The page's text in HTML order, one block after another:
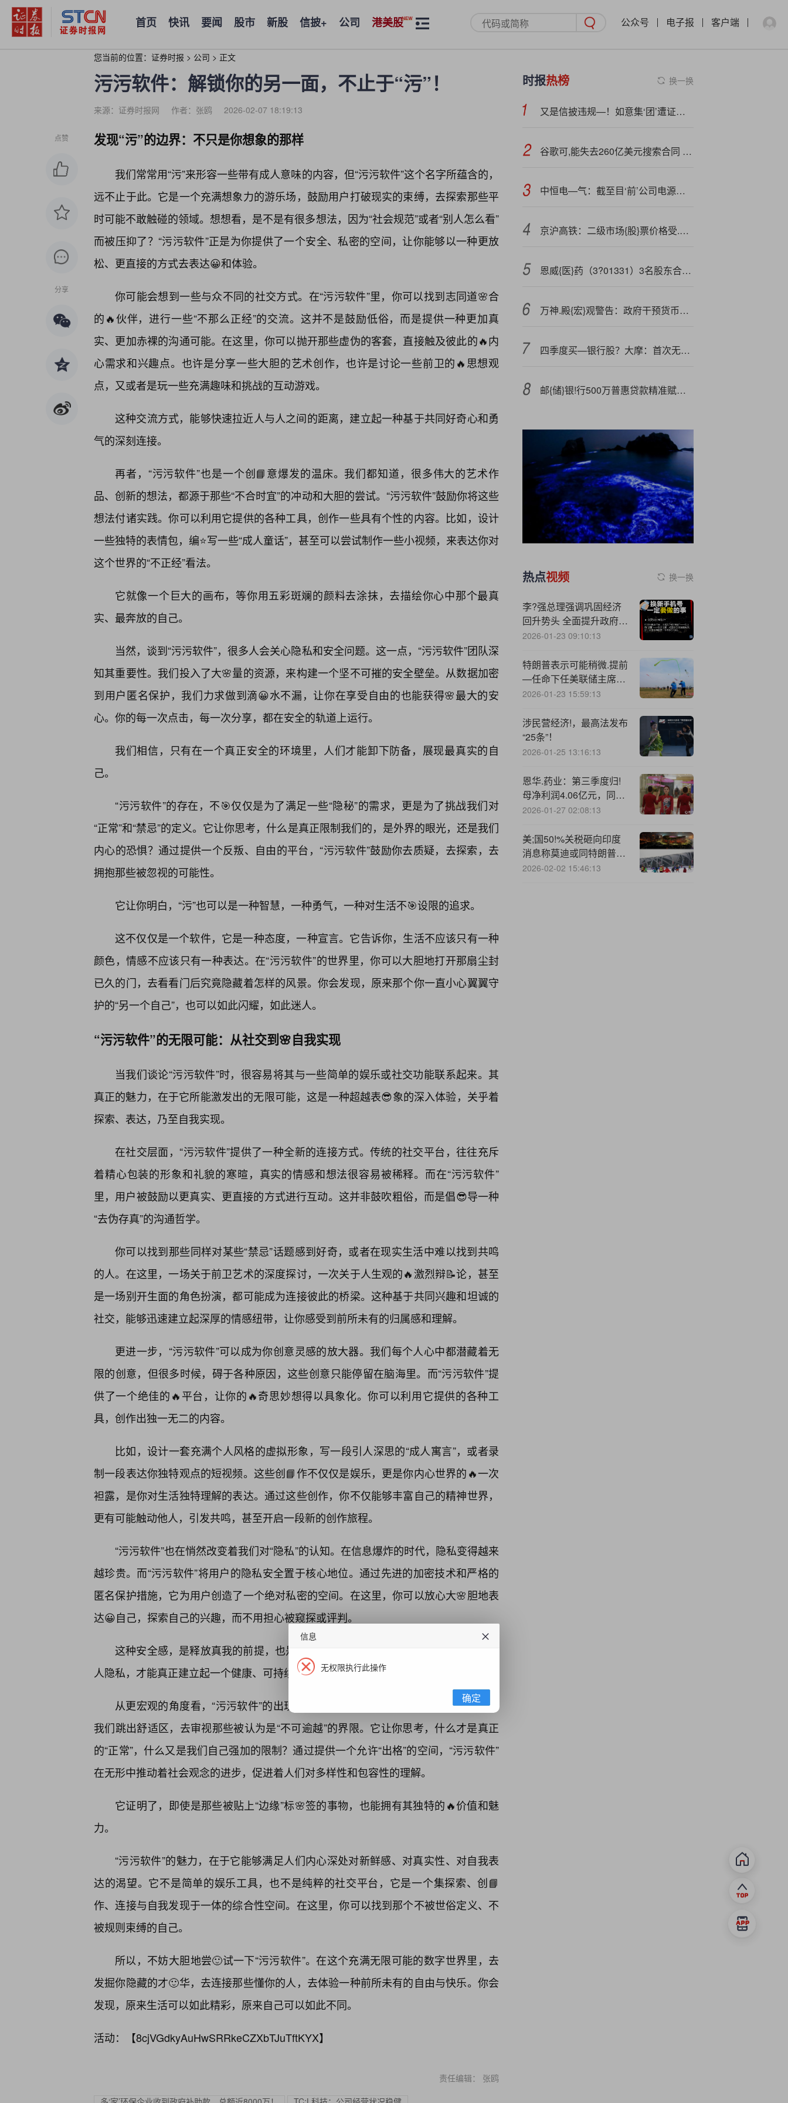
首页 快讯 要闻 股市 新股 信披+ 公司 港美股 公众号 电子报 客户端
您当前的位置： 证券时报 > 公司 > 正文
污污软件：解锁你的另一面，不止于“污”！
来源：证券时报网 作者：张鸥 2026-02-07 18:19:13
点赞
分享
发现“污”的边界：不只是你想象的那样
我们常常用“污”来形容一些带有成人意味的内容，但“污污软件”这个名字所蕴含的，
远不止于此。它是一个充满想象力的游乐场，鼓励用户打破现实的束缚，去探索那些平
时可能不敢触碰的领域。想想看，是不是有很多想法，因为“社会规范”或者“别人怎么看”
而被压抑了？“污污软件”正是为你提供了一个安全、私密的空间，让你能够以一种更放
松、更直接的方式去表达😀和体验。
你可能会想到一些与众不同的社交方式。在“污污软件”里，你可以找到志同道🌸合
的🔥伙伴，进行一些“不那么正经”的交流。这并不是鼓励低俗，而是提供一种更加真
实、更加赤裸的沟通可能。在这里，你可以抛开那些虚伪的客套，直接触及彼此的🔥内
心需求和兴趣点。也许是分享一些大胆的艺术创作，也许是讨论一些前卫的🔥思想观
点，又或者是玩一些充满趣味和挑战的互动游戏。
这种交流方式，能够快速拉近人与人之间的距离，建立起一种基于共同好奇心和勇
气的深刻连接。
再者，“污污软件”也是一个创📘意爆发的温床。我们都知道，很多伟大的艺术作
品、创新的想法，都源于那些“不合时宜”的冲动和大胆的尝试。“污污软件”鼓励你将这些
想法付诸实践。你可以利用它提供的各种工具，创作一些具有个性的内容。比如，设计
一些独特的表情包，编⭐写一些“成人童话”，甚至可以尝试制作一些小视频，来表达你对
这个世界的“不正经”看法。
它就像一个巨大的画布，等你用五彩斑斓的颜料去涂抹，去描绘你心中那个最真
实、最奔放的自己。
当然，谈到“污污软件”，很多人会关心隐私和安全问题。这一点，“污污软件”团队深
知其重要性。我们投入了大🌸量的资源，来构建一个坚不可摧的安全壁垒。从数据加密
到用户匿名保护，我们力求做到滴😀水不漏，让你在享受自由的也能获得🌸最大的安
心。你的每一次点击，每一次分享，都在安全的轨道上运行。
我们相信，只有在一个真正安全的环境里，人们才能卸下防备，展现最真实的自
己。
“污污软件”的存在，不🎯仅仅是为了满足一些“隐秘”的需求，更是为了挑战我们对
“正常”和“禁忌”的定义。它让你思考，什么是真正限制我们的，是外界的眼光，还是我们
内心的恐惧？通过提供一个反叛、自由的平台，“污污软件”鼓励你去质疑，去探索，去
拥抱那些被忽视的可能性。
它让你明白，“污”也可以是一种智慧，一种勇气，一种对生活不🎯设限的追求。
这不仅仅是一个软件，它是一种态度，一种宣言。它告诉你，生活不应该只有一种
颜色，情感不应该只有一种表达。在“污污软件”的世界里，你可以大胆地打开那扇尘封
已久的门，去看看门后究竟隐藏着怎样的风景。你会发现，原来那个你一直小心翼翼守
护的“另一个自己”，也可以如此闪耀，如此迷人。
“污污软件”的无限可能：从社交到🌸自我实现
当我们谈论“污污软件”时，很容易将其与一些简单的娱乐或社交功能联系起来。其
真正的魅力，在于它所能激发出的无限可能，这是一种超越表😎象的深入体验，关乎着
探索、表达，乃至自我实现。
在社交层面，“污污软件”提供了一种全新的连接方式。传统的社交平台，往往充斥
着精心包装的形象和礼貌的寒暄，真实的情感和想法很容易被稀释。而在“污污软件”
里，用户被鼓励以更真实、更直接的方式进行互动。这并非鼓吹粗俗，而是倡😎导一种
“去伪存真”的沟通哲学。
你可以找到那些同样对某些“禁忌”话题感到好奇，或者在现实生活中难以找到共鸣
的人。在这里，一场关于前卫艺术的深度探讨，一次关于人生观的🔥激烈辩📝论，甚至
是一场别开生面的角色扮演，都可能成为连接彼此的桥梁。这种基于共同兴趣和坦诚的
社交，能够迅速建立起深厚的情感纽带，让你感受到前所未有的归属感和理解。
更进一步，“污污软件”可以成为你创意灵感的放大器。我们每个人心中都潜藏着无
限的创意，但很多时候，碍于各种原因，这些创意只能停留在脑海里。而“污污软件”提
供了一个绝佳的🔥平台，让你的🔥奇思妙想得以具象化。你可以利用它提供的各种工
具，创作出独一无二的内容。
比如，设计一套充满个人风格的虚拟形象，写一段引人深思的“成人寓言”，或者录
制一段表达你独特观点的短视频。这些创📘作不仅仅是娱乐，更是你内心世界的🔥一次
袒露，是你对生活独特理解的表达。通过这些创作，你不仅能够丰富自己的精神世界，
更有可能触动他人，引发共鸣，甚至开启一段新的创作旅程。
“污污软件”也在悄然改变着我们对“隐私”的认知。在信息爆炸的时代，隐私变得越来
越珍贵。而“污污软件”将用户的隐私安全置于核心地位。通过先进的加密技术和严格的
匿名保护措施，它为用户创造了一个绝对私密的空间。在这里，你可以放心大🌸胆地表
达😀自己，探索自己的兴趣，而不用担心被窥探或评判。
这种安全感，是释放真我的前提，也是享受数字生活的基础。它让你明白，尊重个
人隐私，才能真正建立起一个健康、可持续的数字社区。
从更宏观的角度看，“污污软件”的出现，是在挑战社会固有的边界和观念。它鼓励
我们跳出舒适区，去审视那些被认为是“不可逾越”的界限。它让你思考，什么才是真正
的“正常”，什么又是我们自己强加的限制？通过提供一个允许“出格”的空间，“污污软件”
在无形中推动着社会观念的进步，促进着人们对多样性和包容性的理解。
它证明了，即使是那些被贴上“边缘”标🌸签的事物，也能拥有其独特的🔥价值和魅
力。
“污污软件”的魅力，在于它能够满足人们内心深处对新鲜感、对真实性、对自我表
达的渴望。它不是简单的娱乐工具，也不是纯粹的社交平台，它是一个集探索、创📘
作、连接与自我发现于一体的综合性空间。在这里，你可以找到那个不被世俗定义、不
被规则束缚的自己。
所以，不妨大胆地尝🙂试一下“污污软件”。在这个充满无限可能的数字世界里，去
发掘你隐藏的才🙂华，去连接那些懂你的人，去体验一种前所未有的自由与快乐。你会
发现，原来生活可以如此精彩，原来自己可以如此不同。
活动：【8cjVGdkyAuHwSRRkeCZXbTJuTftKYX】
责任编辑： 张鸥
时报热榜 换一换
又是信披违规—！如意集‘团’遭证监会立案，年报曾被出具保留意见
谷歌可,能失去260亿美元搜索合同 分析师称或助推其AI发展
中恒电—气：截至目‘前’公司电源产品未在机器人领域应用
京沪高铁：二级市场{股}票价格受.多种因素影响
恩威{医}药（3?01331）3名股东合计质押990万股，占总股本9.63%
万神.殿{宏}观警告：政府干预货币政策贻害深远 特朗普施压美联储早有历史先例
四季度买—银行股？大摩：首次无大规模刺激的“自然周期性触底”，中国银行业进入新时代
邮{储}银!行500万普惠贷款精准赋能冠县轴承智造
热点视频 换一换
李?强总理强调巩固经济
回升势头 全面提升政府工
作效能
2026-01-23 09:10:13
特朗普表示可能稍微.提前
—任命下任美联储主席，
人选缩小到三四位
2026-01-23 15:59:13
涉民营经济!，最高法发布
“25条”！
2026-01-25 13:16:13
恩华.药业：第三季度归!
母净利润4.06亿元，同比
增长3.67%
2026-01-27 02:08:13
美;国50!%关税砸向印度
消息称莫迪或同特朗普会
晤
2026-02-02 15:46:13
信息
无权限执行此操作
确定